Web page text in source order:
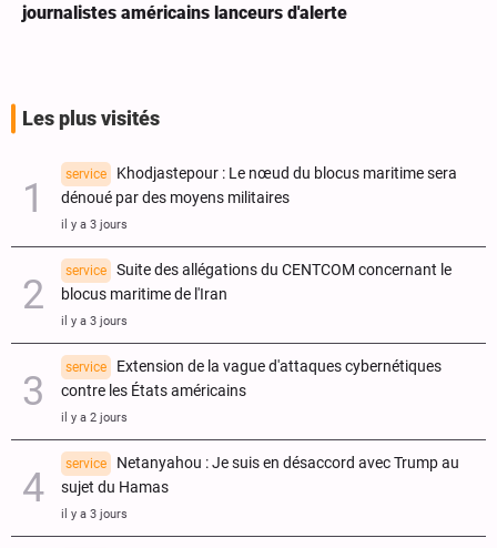
journalistes américains lanceurs d'alerte
Les plus visités
service
Khodjastepour : Le nœud du blocus maritime sera
dénoué par des moyens militaires
il y a 3 jours
service
Suite des allégations du CENTCOM concernant le
blocus maritime de l'Iran
il y a 3 jours
service
Extension de la vague d'attaques cybernétiques
contre les États américains
il y a 2 jours
service
Netanyahou : Je suis en désaccord avec Trump au
sujet du Hamas
il y a 3 jours